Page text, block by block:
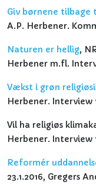
Giv børnene
A.P. Herbener.
Naturen er hellig,
Herbener m.fl.
Vækst i grøn
Herbener.
Vil ha religiøs
Herbener. Interview
Reformér
23.1.2016, Gregers